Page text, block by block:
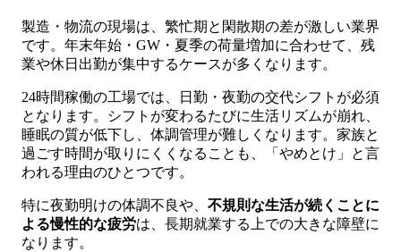
製造・物流の現場は、繁忙期と閑散期の差が激しい業界
です。年末年始・GW・夏季の荷量増加に合わせて、残
業や休日出勤が集中するケースが多くなります。
24時間稼働の工場では、日勤・夜勤の交代シフトが必須
となります。シフトが変わるたびに生活リズムが崩れ、
睡眠の質が低下し、体調管理が難しくなります。家族と
過ごす時間が取りにくくなることも、「やめとけ」と言
われる理由のひとつです。
特に夜勤明けの体調不良や、 不規則な生活が続くことに
よる慢性的な疲労は、長期就業する上での大きな障壁に
なります。